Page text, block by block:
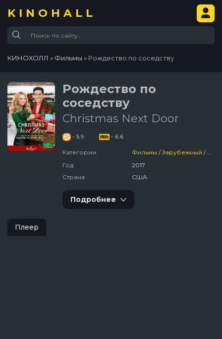
KINOHALL
КИНОХОЛЛ » Фильмы » Рождество по соседству
Рождество по
соседству
Christmas Next Door
- 5.9 - 6.6
Категории: Фильмы /Зарубежный /
Год:
2017
Страна:
США
Подробнее
Плеер